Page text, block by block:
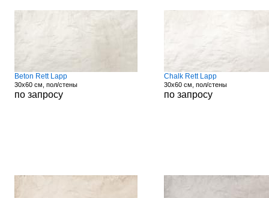
Beton Rett Lapp
30x60 см, пол/стены
по запросу
Chalk Rett Lapp
30x60 см, пол/стены
по запросу